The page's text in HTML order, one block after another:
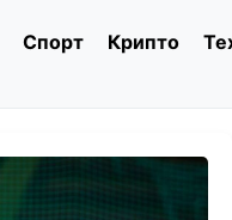
Спорт Крипто